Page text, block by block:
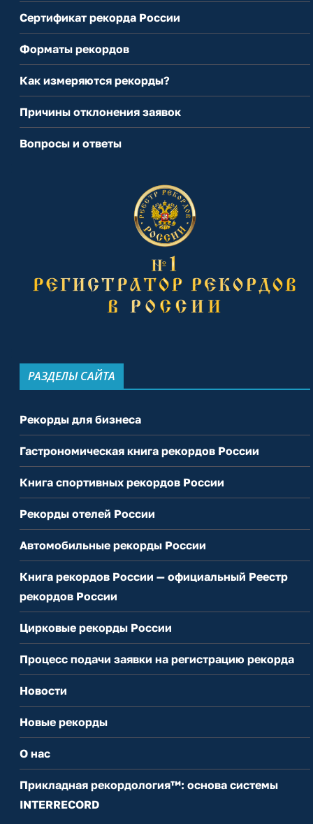
Сертификат рекорда России
Форматы рекордов
Как измеряются рекорды?
Причины отклонения заявок
Вопросы и ответы
РАЗДЕЛЫ САЙТА
Рекорды для бизнеса
Гастрономическая книга рекордов России
Книга спортивных рекордов России
Рекорды отелей России
Автомобильные рекорды России
Книга рекордов России — официальный Реестр
рекордов России
Цирковые рекорды России
Процесс подачи заявки на регистрацию рекорда
Новости
Новые рекорды
О нас
Прикладная рекордология™: основа системы
INTERRECORD